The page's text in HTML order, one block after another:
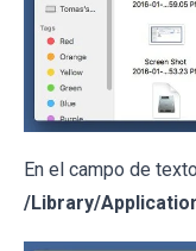
En el campo de
/Library/